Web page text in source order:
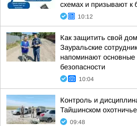
схемах и призывают к
10:12
Как защитить свой
Зауральские
напоминают
безопасности
10:04
Контроль и
Тайшинском
09:48